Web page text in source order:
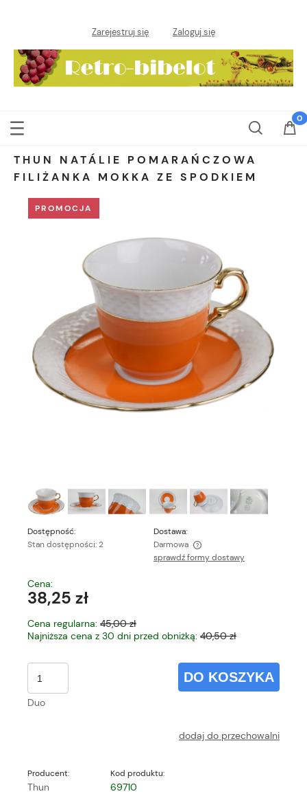
Zarejestruj się Zaloguj się
THUN NATÁLIE POMARAŃCZOWA
FILIŻANKA MOKKA ZE SPODKIEM
PROMOCJA
Dostępność:
Stan dostępności: 2
Dostawa:
Darmowa
Cena nie zawiera ewentualnych kosztów płatności
sprawdź formy dostawy
Cena:
38,25 zł
Cena regularna: 45,00 zł
Najniższa cena z 30 dni przed obniżką: 40,50 zł
Duo
DO KOSZYKA
dodaj do przechowalni
Producent:
Thun
Kod produktu:
69710